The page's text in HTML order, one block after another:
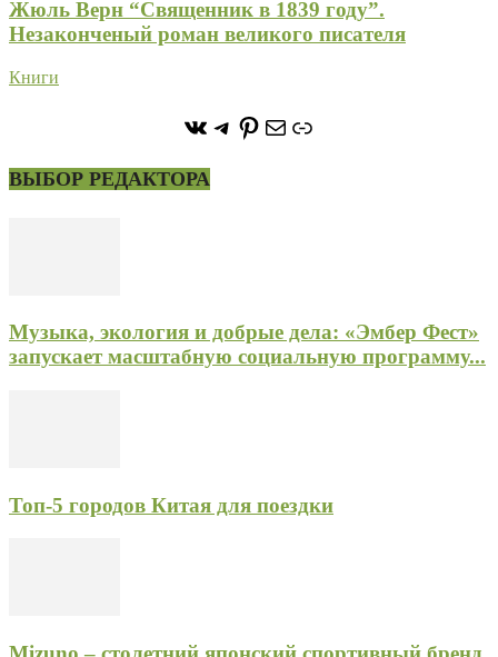
Жюль Верн “Священник в 1839 году”.
Незаконченый роман великого писателя
Книги
https://vk.com/
https://t.me/stoneforest
https://
ПочтаСсылка
ВЫБОР РЕДАКТОРА
Музыка, экология и добрые дела: «Эмбер Фест»
запускает масштабную социальную программу...
Топ-5 городов Китая для поездки